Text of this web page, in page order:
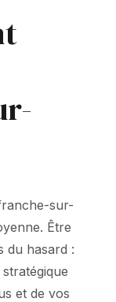
sur-
Être
du hasard :
et de vos